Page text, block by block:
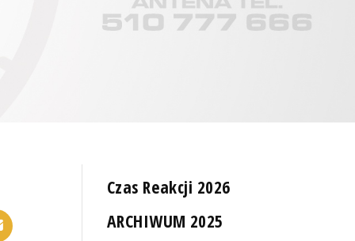
Czas Reakcji 2026
ARCHIWUM 2025